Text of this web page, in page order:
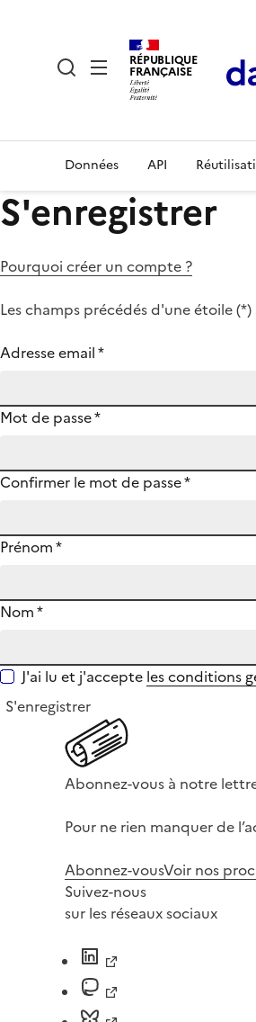
RÉPUBLIQUE
FRANÇAISE
Données API
S'enregistrer
Pourquoi créer un compte ?
Les champs précédés d'une étoile (*)
Adresse email*
Mot de passe*
Confirmer le mot de passe*
Prénom*
Nom*
J'ai lu et j'accepte les conditions
S'enregistrer
Abonnez-vous à notre
Pour ne rien manquer de
Abonnez-vousVoir nos
Suivez-nous
sur les réseaux sociaux